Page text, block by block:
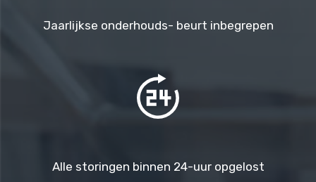
Jaarlijkse onderhouds- beurt inbegrepen
Alle storingen binnen 24-uur opgelost